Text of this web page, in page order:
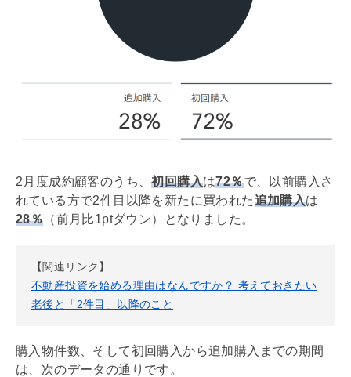
2月度成約顧客のうち、初回購入は72％で、以前購入さ
れている方で2件目以降を新たに買われた追加購入は
28％ （前月比1ptダウン）となりました。
【関連リンク】
不動産投資を始める理由はなんですか？ 考えておきたい
老後と「2件目」以降のこと
購入物件数、そして初回購入から追加購入までの期間
は、次のデータの通りです。